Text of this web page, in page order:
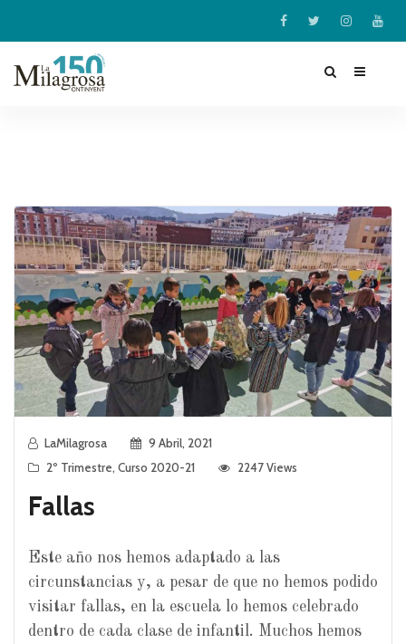
LaMilagrosa
9 Abril, 2021
2º Trimestre, Curso 2020-21 2247 Views
Fallas
Este año nos hemos adaptado a las
circunstancias y, a pesar de que no hemos podido
visitar fallas, en la escuela lo hemos celebrado
dentro de cada clase de infantil. Muchos hemos